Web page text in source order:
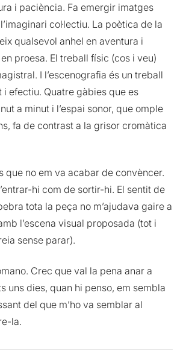
i paciència. Fa emergir imatges
col·lectiu. La poètica de la
qualsevol anhel en aventura i
proesa. El treball físic (cos i veu)
I l’escenografia és un treball
i efectiu. Quatre gàbies que es
a minut i l’espai sonor, que omple
fa de contrast a la grisor cromàtica
que no em va acabar de convèncer.
hi com de sortir-hi. El sentit de
tota la peça no m’ajudava gaire a
l’escena visual proposada (tot i
sense parar).
Crec que val la pena anar a
uns dies, quan hi penso, em sembla
del que m’ho va semblar al
la.